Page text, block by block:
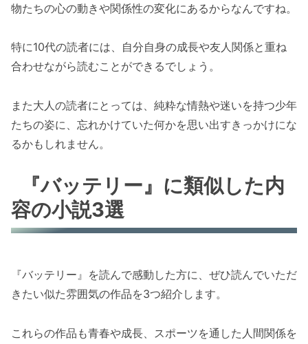
物たちの心の動きや関係性の変化にあるからなんですね。
特に10代の読者には、自分自身の成長や友人関係と重ね
合わせながら読むことができるでしょう。
また大人の読者にとっては、純粋な情熱や迷いを持つ少年
たちの姿に、忘れかけていた何かを思い出すきっかけにな
るかもしれません。
『バッテリー』に類似した内
容の小説3選
『バッテリー』を読んで感動した方に、ぜひ読んでいただ
きたい似た雰囲気の作品を3つ紹介します。
これらの作品も青春や成長、スポーツを通した人間関係を